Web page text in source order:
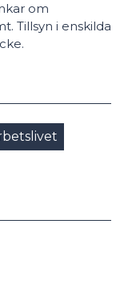
om
Tillsyn i enskilda